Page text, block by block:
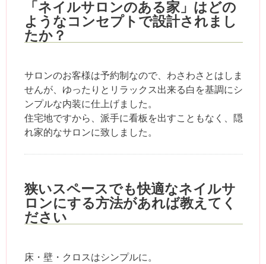
「ネイルサロンのある家」はどの
ようなコンセプトで設計されまし
たか？
サロンのお客様は予約制なので、わさわさとはしま
せんが、ゆったりとリラックス出来る白を基調にシ
ンプルな内装に仕上げました。
住宅地ですから、派手に看板を出すこともなく、隠
れ家的なサロンに致しました。
狭いスペースでも快適なネイルサ
ロンにする方法があれば教えてく
ださい
床・壁・クロスはシンプルに。